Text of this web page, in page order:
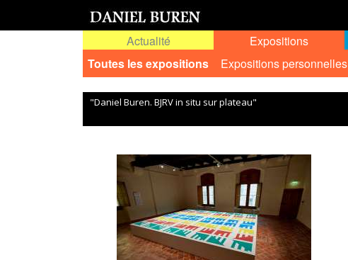
Actualité
Expositions
Toutes les expositions
Expositions personnelles
"Daniel Buren. BJRV in situ sur plateau"